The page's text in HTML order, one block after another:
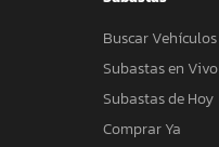
Buscar Vehículos
Subastas en Vivo
Subastas de Hoy
Comprar Ya